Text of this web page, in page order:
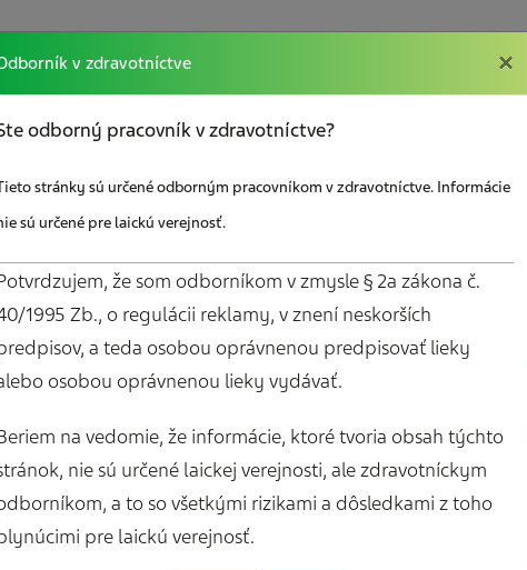
Vzdelávanie Sociálna poradňa
o zasielanie
spravodajcu
Mám záujem o
materiály pre
Diár pacienta s
hlavy
v zdravotníctve ×
odborný pracovník v zdravotníctve?
stránky sú určené odborným pracovníkom v zdravotníctve. Informácie
sú určené pre laickú verejnosť.
že som odborníkom v zmysle § 2a zákona č.
1995 Zb., o regulácii reklamy, v znení neskorších
a teda osobou oprávnenou predpisovať lieky
osobou oprávnenou lieky vydávať.
na vedomie, že informácie, ktoré tvoria obsah týchto
nie sú určené laickej verejnosti, ale zdravotníckym
a to so všetkými rizikami a dôsledkami z toho
pre laickú verejnosť.